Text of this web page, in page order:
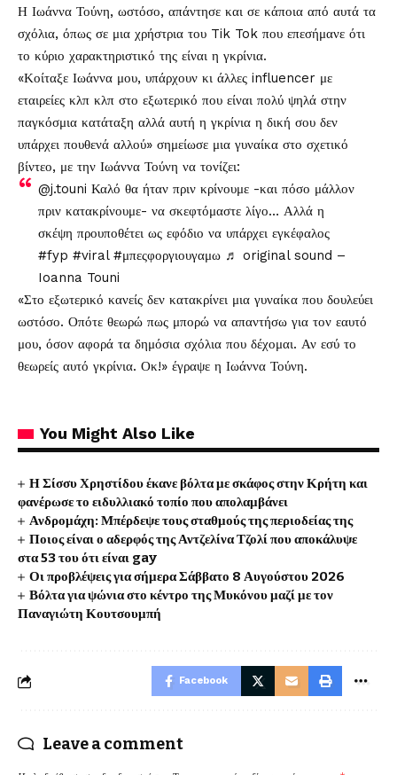
Η Ιωάννα Τούνη, ωστόσο, απάντησε και σε κάποια από αυτά τα
σχόλια, όπως σε μια χρήστρια του Tik Tok που επεσήμανε ότι
το κύριο χαρακτηριστικό της είναι η γκρίνια.
«Κοίταξε Ιωάννα μου, υπάρχουν κι άλλες influencer με
εταιρείες κλπ κλπ στο εξωτερικό που είναι πολύ ψηλά στην
παγκόσμια κατάταξη αλλά αυτή η γκρίνια η δική σου δεν
υπάρχει πουθενά αλλού» σημείωσε μια γυναίκα στο σχετικό
βίντεο, με την Ιωάννα Τούνη να τονίζει:
@j.touni Καλό θα ήταν πριν κρίνουμε -και πόσο μάλλον
πριν κατακρίνουμε- να σκεφτόμαστε λίγο… Αλλά η
σκέψη προυποθέτει ως εφόδιο να υπάρχει εγκέφαλος
#fyp #viral #μπεςφοργιουγαμω ♬ original sound –
Ioanna Touni
«Στο εξωτερικό κανείς δεν κατακρίνει μια γυναίκα που δουλεύει
ωστόσο. Οπότε θεωρώ πως μπορώ να απαντήσω για τον εαυτό
μου, όσον αφορά τα δημόσια σχόλια που δέχομαι. Αν εσύ το
θεωρείς αυτό γκρίνια. Οκ!» έγραψε η Ιωάννα Τούνη.
You Might Also Like
Η Σίσσυ Χρηστίδου έκανε βόλτα με σκάφος στην Κρήτη και
φανέρωσε το ειδυλλιακό τοπίο που απολαμβάνει
Ανδρομάχη: Μπέρδεψε τους σταθμούς της περιοδείας της
Ποιος είναι ο αδερφός της Αντζελίνα Τζολί που αποκάλυψε
στα 53 του ότι είναι gay
Οι προβλέψεις για σήμερα Σάββατο 8 Αυγούστου 2026
Βόλτα για ψώνια στο κέντρο της Μυκόνου μαζί με τον
Παναγιώτη Κουτσουμπή
Facebook
Leave a comment